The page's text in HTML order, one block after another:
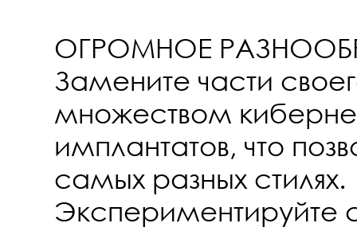
ОГРОМНОЕ
Замените части
множеством
имплантатов, что
самых разных стилях.
Экспериментируйте